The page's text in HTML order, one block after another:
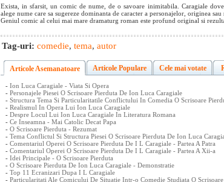
Exista, in sfarsit, un comic de nume, de o savoare inimitabila. Caragiale
alege nume care sa sugereze dominanta de caracter a personajelor, originea
Geniul comic al celui mai mare dramaturg roman este profund original si
Tag-uri: comedie, tema, autor
Articole Asemanatoare Articole Populare Cele mai votate
- Ion Luca Caragiale - Viata Si Opera
- Personajele Piesei O Scrisoare Pierduta De Ion Luca Caragiale
- Structura Tema Si Particularitatile Conflictului In Comedia O Scrisoare
- Realismul In Opera Lui Ion Luca Caragiale
- Despre Locul Lui Ion Luca Caragiale In Literatura Romana
- Ce Inseamna - Mai Catolic Decat Papa
- O Scrisoare Pierduta - Rezumat
- Tema Conflictul Si Structura Piesei O Scrisoare Pierduta De Ion Luca
- Comentariul Operei O Scrisoare Pierduta De I L Caragiale - Partea A Patra
- Comentariul Operei O Scrisoare Pierduta De I L Caragiale - Partea A Xii-a
- Idei Principale - O Scrisoare Pierduta
- O Scrisoare Pierduta De Ion Luca Caragiale - Demonstratie
- Top 11 Ecranizari Dupa I L Caragiale
- Particularitati Ale Comicului De Situatie Intr-o Comedie Studiata O